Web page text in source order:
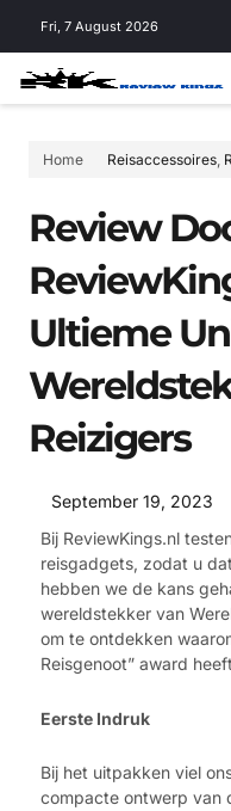
Fri, 7 August 2026
Home Reisaccessoires,
Review
Ultieme
Reizigers
September 19, 2023
Bij ReviewKings.nl
reisgadgets, zodat u
hebben we de kans
wereldstekker van
om te ontdekken
Reisgenoot” award
Eerste Indruk
Bij het uitpakken viel
compacte ontwerp van